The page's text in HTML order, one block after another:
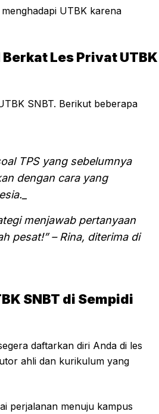
UTBK karena
Les Privat UTBK
SNBT. Berikut beberapa
TPS yang sebelumnya
dengan cara yang
menjawab pertanyaan
pesat!” – Rina, diterima di
SNBT di Sempidi
daftarkan diri Anda di les
ahli dan kurikulum yang
perjalanan menuju kampus